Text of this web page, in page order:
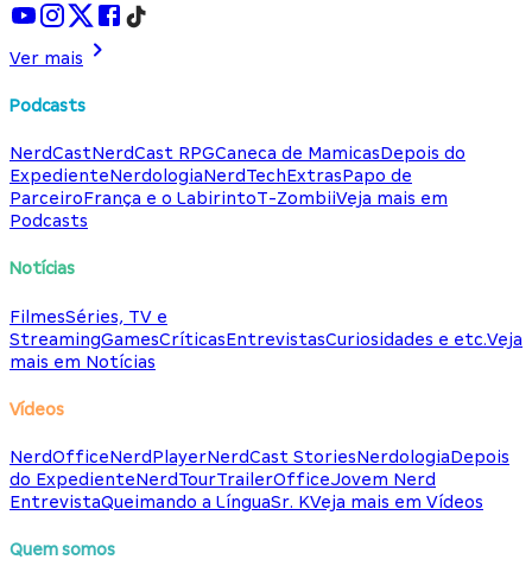
Ver mais
Podcasts
NerdCastNerdCast RPGCaneca de MamicasDepois do
ExpedienteNerdologiaNerdTechExtrasPapo de
ParceiroFrança e o LabirintoT-ZombiiVeja mais em
Podcasts
Notícias
FilmesSéries, TV e
StreamingGamesCríticasEntrevistasCuriosidades e etc.Veja
mais em Notícias
Vídeos
NerdOfficeNerdPlayerNerdCast StoriesNerdologiaDepois
do ExpedienteNerdTourTrailerOfficeJovem Nerd
EntrevistaQueimando a LínguaSr. KVeja mais em Vídeos
Quem somos